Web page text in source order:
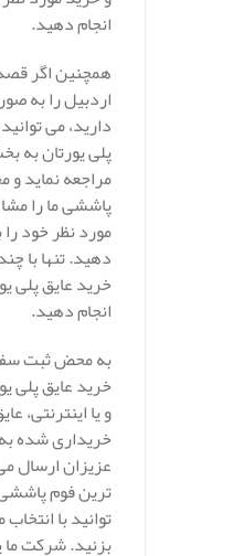
انجام دهید.
همچنین اگر
اردبیل را به
دارید، می
پلی یورتان به
مراجعه نماید و
پاششی ما را
مورد نظر خود
دهید. تنها با
خرید عایق پلی
انجام دهید.
به محض ثبت
خرید عایق پلی
و یا اینترنتی،
خریداری شده
عزیزان ارسال
ترین فوم
توانید با
بزنید. شرکت